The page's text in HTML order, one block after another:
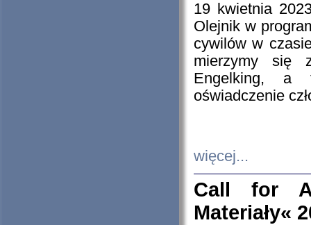
19 kwietnia
Olejnik w
cywilów w
mierzymy się
Engelking, a
oświadczenie
więcej...
Call for
Materiały«